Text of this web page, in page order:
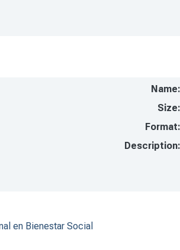
Name:
Size:
Format:
Description:
en Bienestar Social